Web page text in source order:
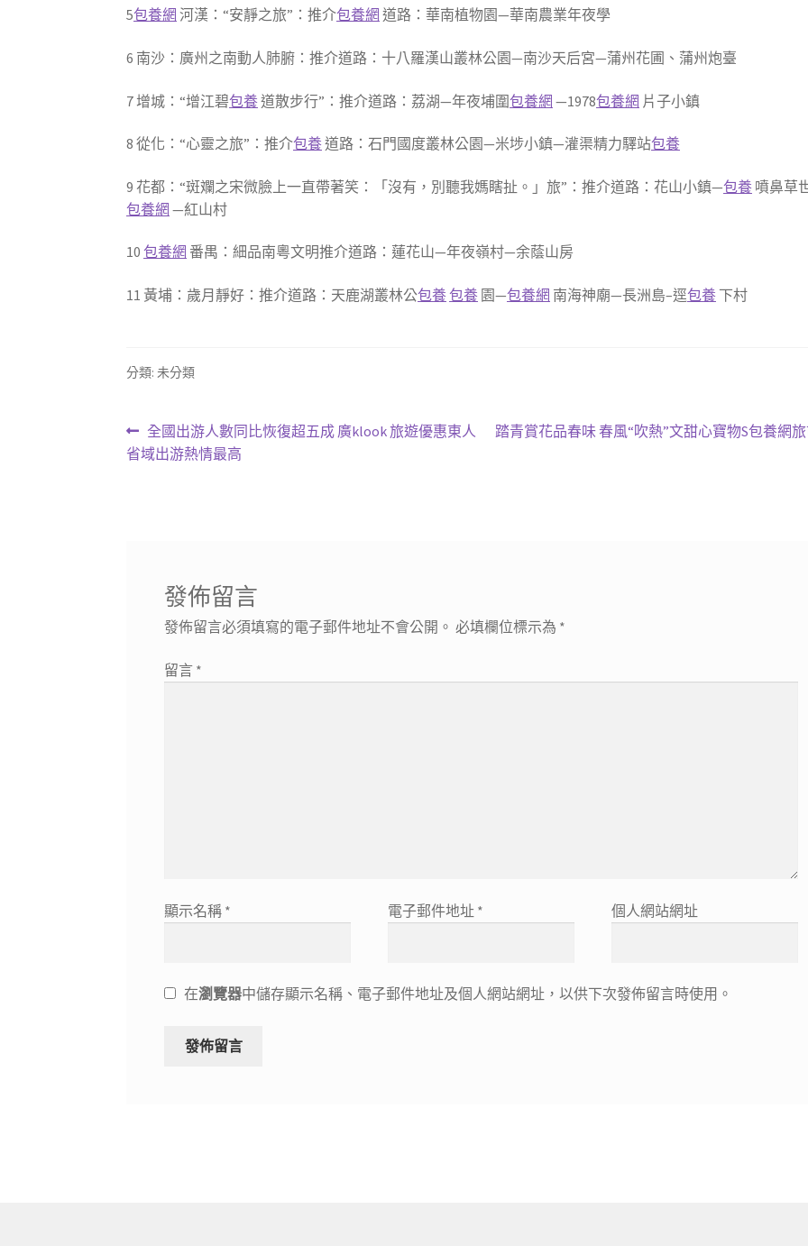
5包養網 河漢：“安靜之旅”：推介包養網 道路：華南植物園—華南農業年夜學
6 南沙：廣州之南動人肺腑：推介道路：十八羅漢山叢林公園—南沙天后宮—蒲州花圃、蒲州炮臺
7 增城：“增江碧包養道散步行”：推介道路：荔湖—年夜埔圍包養網 —1978包養網 片子小鎮
8 從化：“心靈之旅”：推介包養道路：石門國度叢林公園—米埗小鎮—灌渠精力驛站包養
9 花都：“斑斕之宋微臉上一直帶著笑：「沒有，別聽我媽瞎扯。」旅”：推介道路：花山小鎮—包養 噴鼻草
包養網 —紅山村
10包養網 番禺：細品南粵文明推介道路：蓮花山—年夜嶺村—余蔭山房
11 黃埔：歲月靜好：推介道路：天鹿湖叢林公包養包養 園—包養網 南海神廟—長洲島–逕包養 下村
分類: 未分類
文
章
上
一
全國出游人數同比恢復超五成 廣klook 旅遊優惠東人
省域出游熱情最高
下
踏青賞花品春味 春風“吹熱”文甜心寶物S包養網
發佈留言
發佈留言必須填寫的電子郵件地址不會公開。 必填欄位標示為 *
留言 *
顯示名稱 * 電子郵件地址 * 個人網站網址
在瀏覽器中儲存顯示名稱、電子郵件地址及個人網站網址，以供下次發佈留言時使用。